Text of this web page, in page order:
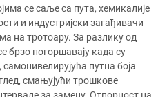
се саље са пута, хемикалије
и индустријски загађивачи
на тротоару. За разлику од
брзо погоршавају када су
путна боја
смањујући трошкове
за замену. Отпорност на